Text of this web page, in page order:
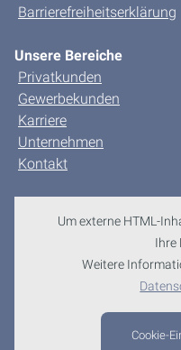
Barrierefreiheitserklärung
Unsere Bereiche
Privatkunden
Gewerbekunden
Karriere
Unternehmen
Kontakt
Um externe HTML-
Ihre
Weitere
Cookie-